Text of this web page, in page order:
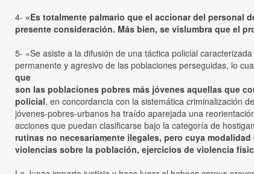
4- «Es totalmente palmario que el accionar del
presente consideración. Más bien, se vislumbra que el
5- «Se asiste a la difusión de una táctica policial
permanente y agresivo de las poblaciones perseguidas, lo
que
son las poblaciones pobres más jóvenes aquellas que
policial, en concordancia con la sistemática criminalización
jóvenes-pobres-urbanos ha traído aparejada una
acciones que puedan clasificarse bajo la categoría de
rutinas no necesariamente ilegales, pero cuya
violencias sobre la población, ejercicios de violencia